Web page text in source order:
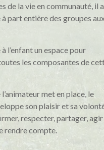
de la vie en communauté, il
part entière des groupes
l’enfant un espace pour
les composantes de
met en place, le
son plaisir et sa
respecter, partager, agir
rendre compte.